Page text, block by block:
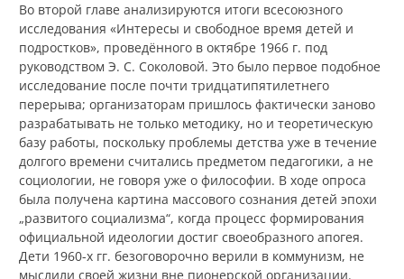
Во второй главе анализируются итоги всесоюзного
исследования «Интересы и свободное время детей и
подростков», проведённого в октябре 1966 г. под
руководством Э. С. Соколовой. Это было первое подобное
исследование после почти тридцатипятилетнего
перерыва; организаторам пришлось фактически заново
разрабатывать не только методику, но и теоретическую
базу работы, поскольку проблемы детства уже в течение
долгого времени считались предметом педагогики, а не
социологии, не говоря уже о философии. В ходе опроса
была получена картина массового сознания детей эпохи
„развитого социализма“, когда процесс формирования
официальной идеологии достиг своеобразного апогея.
Дети 1960-х гг. безоговорочно верили в коммунизм, не
мыслили своей жизни вне пионерской организации.